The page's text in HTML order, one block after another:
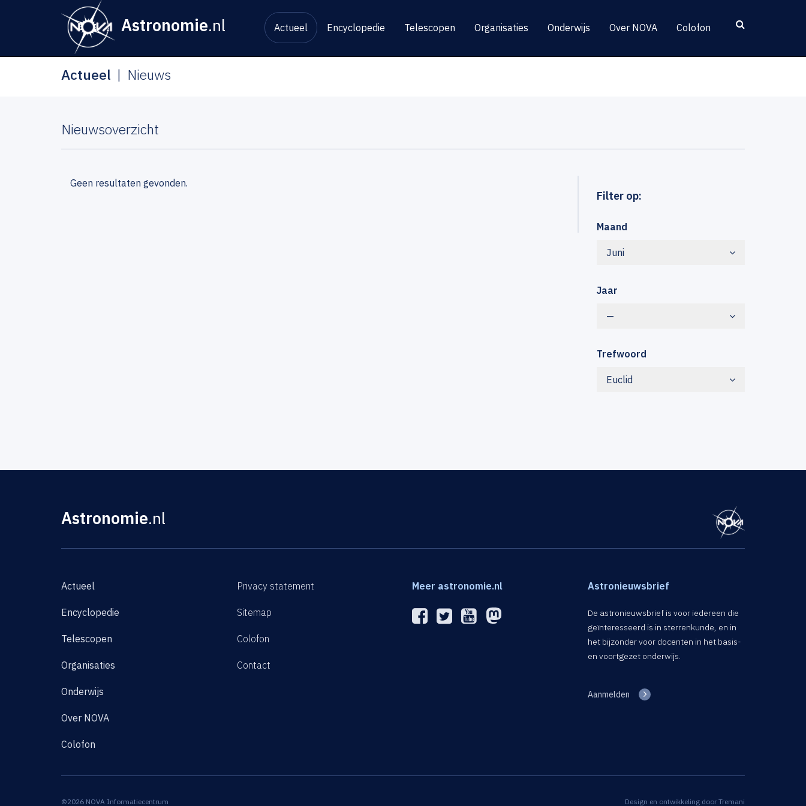
Astronomie.nl Actueel Encyclopedie Telescopen Organisaties Onderwijs Over NOVA Colofon
Actueel Nieuws
Nieuwsoverzicht
Filter op:
Maand
Juni
Jaar
—
Trefwoord
Euclid
Geen resultaten gevonden.
Astronomie.nl
Actueel
Encyclopedie
Telescopen
Organisaties
Onderwijs
Over NOVA
Colofon
Privacy statement
Sitemap
Colofon
Contact
Meer astronomie.nl Astronieuwsbrief
De astronieuwsbrief is voor iedereen die
geïnteresseerd is in sterrenkunde, en in
het bijzonder voor docenten in het basis-
en voortgezet onderwijs.
Aanmelden
©2026 NOVA Informatiecentrum Design en ontwikkeling door Tremani